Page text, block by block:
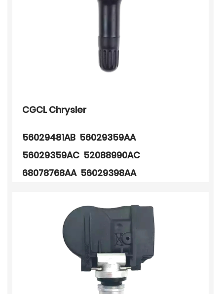
CGCL Chrysler
56029481AB 56029359AA
56029359AC 52088990AC
68078768AA 56029398AA